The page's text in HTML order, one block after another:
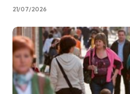
21/07/2026